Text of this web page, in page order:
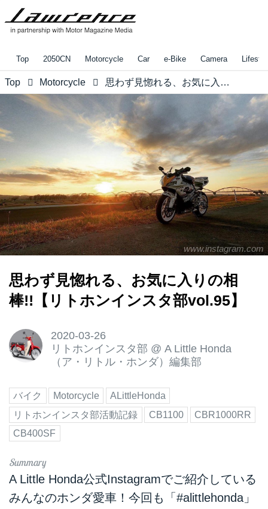
Top 2050CN Motorcycle Car e-Bike Camera
Top Motorcycle 思わず見惚れる、お気に入りの相棒!!【リトホンインスタ部vol.95】
www.instagram.com
思わず見惚れる、お気に入りの相
棒!!【リトホンインスタ部vol.95】
2020-03-26
リトホンインスタ部 @ A Little Honda
（ア・リトル・ホンダ）編集部
バイク Motorcycle
ALittleHonda
リトホンインスタ部活動記録
CB1100
CBR1000RR
CB400SF
A Little Honda公式Instagramでご紹介している
みんなのホンダ愛車！今回も「#alittlehonda」